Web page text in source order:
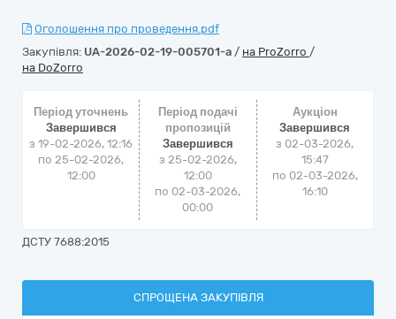
Оголошення про проведення.pdf
Закупівля: UA-2026-02-19-005701-a / на ProZorro /
на DoZorro
Період уточнень
Завершився
з 19-02-2026, 12:16
по 25-02-2026,
12:00
Період подачі
пропозицій
Завершився
з 25-02-2026,
12:00
по 02-03-2026,
00:00
Аукціон
Завершився
з 02-03-2026,
15:47
по 02-03-2026,
16:10
ДСТУ 7688:2015
СПРОЩЕНА ЗАКУПІВЛЯ